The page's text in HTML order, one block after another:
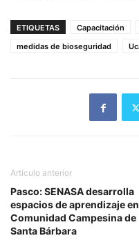
ETIQUETAS Capacitación
medidas de bioseguridad
Artículo anterior
Pasco: SENASA desarrolla
espacios de aprendizaje en
Comunidad Campesina de
Santa Bárbara